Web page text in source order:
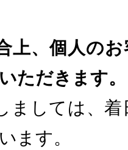
上、個人の
ただきます。
ましては、
ます。